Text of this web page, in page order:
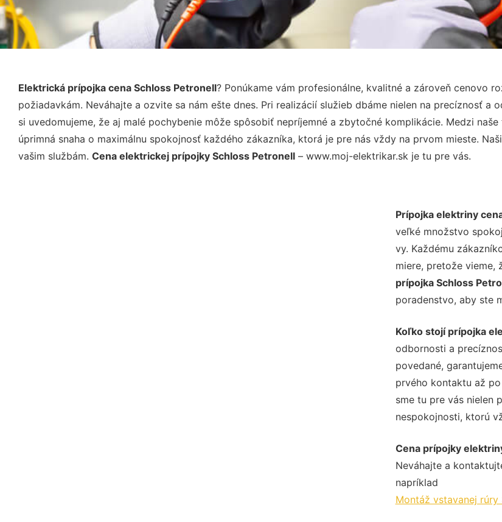
Elektrická prípojka cena Schloss Petronell? Ponúkame vám profesionálne, kvalitné a zároveň cenovo
požiadavkám. Neváhajte a ozvite sa nám ešte dnes. Pri realizácií služieb dbáme nielen na precíznosť
si uvedomujeme, že aj malé pochybenie môže spôsobiť nepríjemné a zbytočné komplikácie. Medzi
úprimná snaha o maximálnu spokojnosť každého zákazníka, ktorá je pre nás vždy na prvom mieste.
vašim službám. Cena elektrickej prípojky Schloss Petronell – www.moj-elektrikar.sk je tu pre vás.
Prípojka elektriny
veľké množstvo
vy. Každému
miere, pretože vieme,
prípojka Schloss
poradenstvo, aby ste
Koľko stojí prípojka
odbornosti a
povedané,
prvého kontaktu až
sme tu pre vás nielen
nespokojnosti, ktorú
Cena prípojky
Neváhajte a
napríklad
Montáž vstavanej rúry